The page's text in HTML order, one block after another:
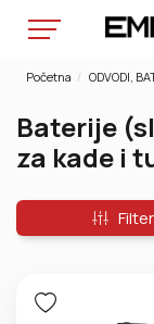
Početna ODVODI,
Baterije
za kade i